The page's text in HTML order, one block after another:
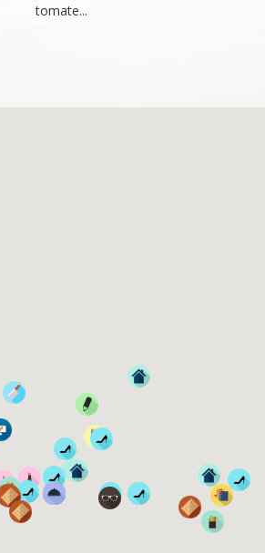
tomate...